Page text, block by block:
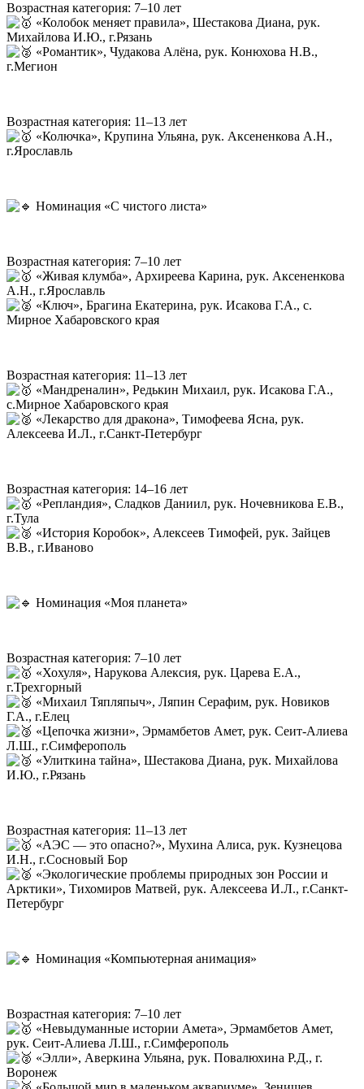
Возрастная категория: 7–10 лет
«Колобок меняет правила», Шестакова Диана, рук.
Михайлова И.Ю., г.Рязань
«Романтик», Чудакова Алёна, рук. Конюхова Н.В.,
г.Мегион
Возрастная категория: 11–13 лет
«Колючка», Крупина Ульяна, рук. Аксененкова А.Н.,
г.Ярославль
Номинация «С чистого листа»
Возрастная категория: 7–10 лет
«Живая клумба», Архиреева Карина, рук. Аксененкова
А.Н., г.Ярославль
«Ключ», Брагина Екатерина, рук. Исакова Г.А., с.
Мирное Хабаровского края
Возрастная категория: 11–13 лет
«Мандреналин», Редькин Михаил, рук. Исакова Г.А.,
с.Мирное Хабаровского края
«Лекарство для дракона», Тимофеева Ясна, рук.
Алексеева И.Л., г.Санкт-Петербург
Возрастная категория: 14–16 лет
«Репландия», Сладков Даниил, рук. Ночевникова Е.В.,
г.Тула
«История Коробок», Алексеев Тимофей, рук. Зайцев
В.В., г.Иваново
Номинация «Моя планета»
Возрастная категория: 7–10 лет
«Хохуля», Нарукова Алексия, рук. Царева Е.А.,
г.Трехгорный
«Михаил Тяпляпыч», Ляпин Серафим, рук. Новиков
Г.А., г.Елец
«Цепочка жизни», Эрмамбетов Амет, рук. Сеит-Алиева
Л.Ш., г.Симферополь
«Улиткина тайна», Шестакова Диана, рук. Михайлова
И.Ю., г.Рязань
Возрастная категория: 11–13 лет
«АЭС — это опасно?», Мухина Алиса, рук. Кузнецова
И.Н., г.Сосновый Бор
«Экологические проблемы природных зон России и
Арктики», Тихомиров Матвей, рук. Алексеева И.Л., г.Санкт-
Петербург
Номинация «Компьютерная анимация»
Возрастная категория: 7–10 лет
«Невыдуманные истории Амета», Эрмамбетов Амет,
рук. Сеит-Алиева Л.Ш., г.Симферополь
«Элли», Аверкина Ульяна, рук. Повалюхина Р.Д., г.
Воронеж